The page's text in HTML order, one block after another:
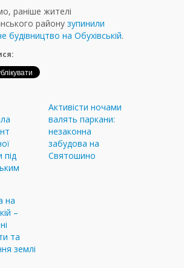
раніше жителі
району зупинили
будівництво на Обухівській.
під
Активісти ночами
валять паркани:
незаконна
забудова на
Святошино
на
–
та
землі